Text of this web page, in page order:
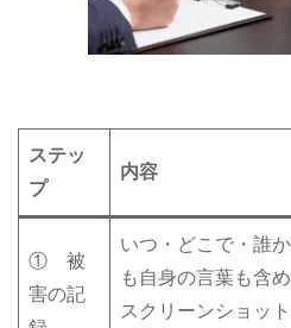
ステッ
プ
内容
① 被
害の記
いつ・どこで・誰
も自身の言葉も含
スクリーンショッ